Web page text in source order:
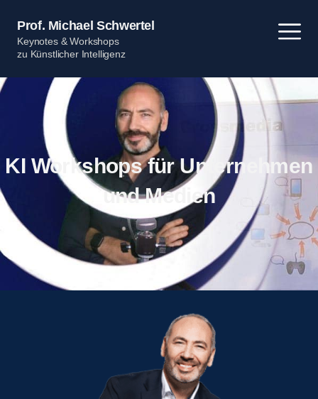
Inhalt
springen
Prof. Michael Schwertel
Keynotes & Workshops
zu Künstlicher Intelligenz
KI Workshops für Unternehmen
und Medien